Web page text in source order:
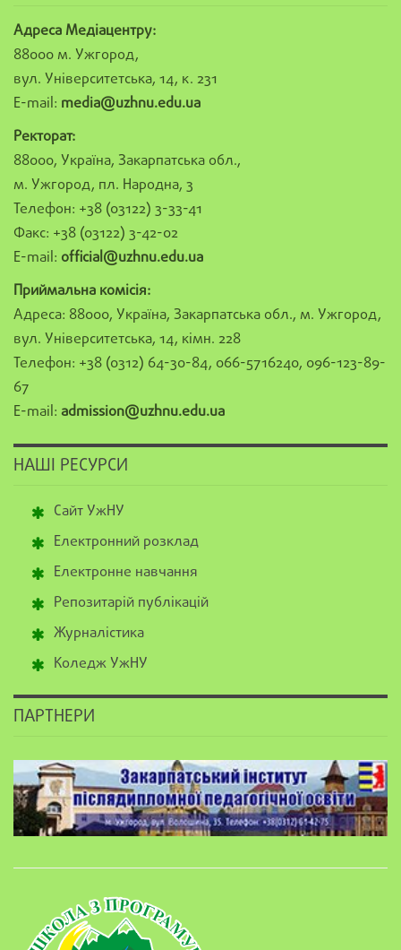
Адреса Медіацентру:
88000 м. Ужгород,
вул. Університетська, 14, к. 231
E-mail: media@uzhnu.edu.ua
Ректорат:
88000, Україна, Закарпатська обл.,
м. Ужгород, пл. Народна, 3
Телефон: +38 (03122) 3-33-41
Факс: +38 (03122) 3-42-02
E-mail: official@uzhnu.edu.ua
Приймальна комісія:
Адреса: 88000, Україна, Закарпатська обл., м. Ужгород,
вул. Університетська, 14, кімн. 228
Телефон: +38 (0312) 64-30-84, 066-5716240, 096-123-89-
67
E-mail: admission@uzhnu.edu.ua
НАШІ РЕСУРСИ
Сайт УжНУ
Електронний розклад
Електронне навчання
Репозитарій публікацій
Журналістика
Коледж УжНУ
ПАРТНЕРИ